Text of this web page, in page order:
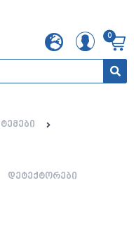
0
დეტექტორები